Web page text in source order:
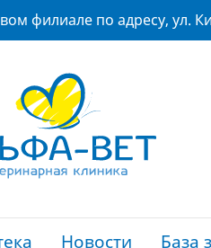
филиале по адресу, ул.
Новости База